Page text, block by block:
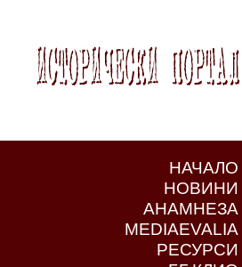
НАЧАЛО
НОВИНИ
АНАМНЕЗА
MEDIAEVALIA
РЕСУРСИ